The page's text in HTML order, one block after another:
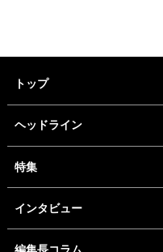
トップ
ヘッドライン
特集
インタビュー